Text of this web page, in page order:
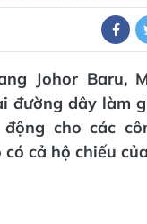
Johor Baru,
đường dây làm
cho các
cả hộ chiếu